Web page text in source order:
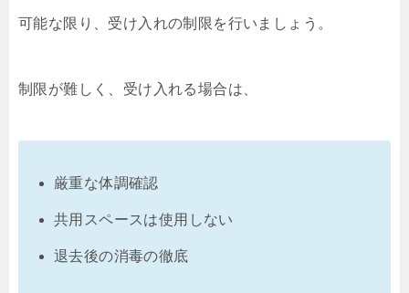
可能な限り、受け入れの制限を行いましょう。
制限が難しく、受け入れる場合は、
厳重な体調確認
共用スペースは使用しない
退去後の消毒の徹底